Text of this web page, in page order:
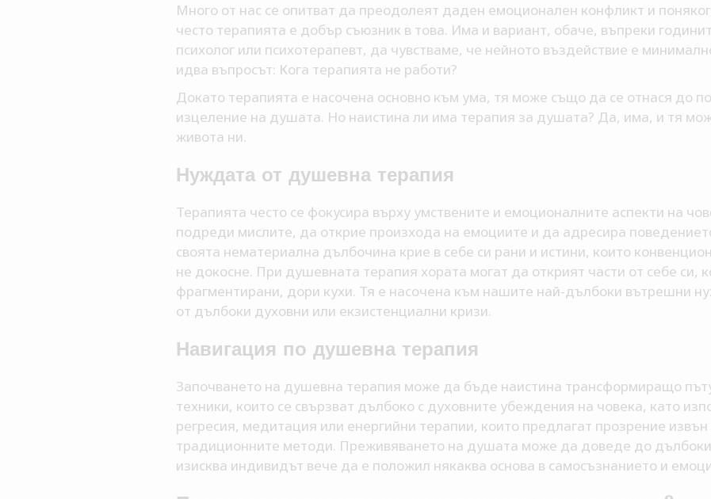
Много от нас се опитват да преодолеят даден емоционален конфликт и
често терапията е добър съюзник в това. Има и вариант, обаче, въпреки
психолог или психотерапевт, да чувстваме, че нейното въздействие е
идва въпросът: Кога терапията не работи?
Докато терапията е насочена основно към ума, тя може също да се отнася до
изцеление на душата. Но наистина ли има терапия за душата? Да, има, и тя
живота ни.
Нуждата от душевна терапия
Терапията често се фокусира върху умствените и емоционалните аспекти на
подреди мислите, да открие произхода на емоциите и да адресира
своята нематериална дълбочина крие в себе си рани и истини, които
не докосне. При душевната терапия хората могат да открият части от себе си,
фрагментирани, дори кухи. Тя е насочена към нашите най-дълбоки вътрешни
от дълбоки духовни или екзистенциални кризи.
Навигация по душевна терапия
Започването на душевна терапия може да бъде наистина трансформиращо
техники, които се свързват дълбоко с духовните убеждения на човека, като
регресия, медитация или енергийни терапии, които предлагат прозрение извън
традиционните методи. Преживяването на душата може да доведе до дълбоки
изисква индивидът вече да е положил някаква основа в самосъзнанието и